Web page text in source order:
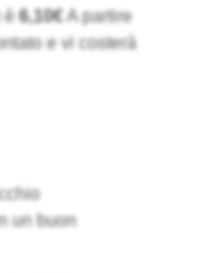
è6,10€ A partire
e vi costerà
un buon